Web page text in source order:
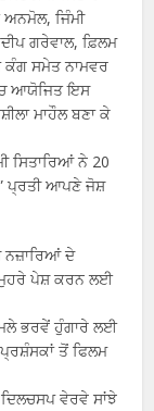
ਜਿੰਮੀ
ਗਰੇਵਾਲ, ਫ਼ਿਲਮ
ਕੰਗ ਸਮੇਤ ਨਾਮਵਰ
ਆਯੋਜਿਤ ਇਸ
ਮਾਹੌਲ ਬਣਾ ਕੇ
ਸਿਤਾਰਿਆਂ ਨੇ 20
ਪ੍ਰਤੀ ਆਪਣੇ ਜੋਸ਼
ਨਜ਼ਾਰਿਆਂ ਦੇ
ਪੇਸ਼ ਕਰਨ ਲਈ
ਭਰਵੇਂ ਹੁੰਗਾਰੇ ਲਈ
ਤੋਂ ਫਿਲਮ
ਵੇਰਵੇ ਸਾਂਝੇ